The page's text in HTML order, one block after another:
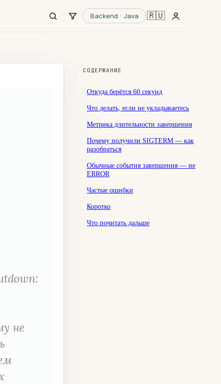
Backend · Java 🇷🇺
не
СОДЕРЖАНИЕ
Откуда берётся 60 секунд
Что делать, если не укладываетесь
Метрика длительности завершения
Почему получили SIGTERM — как
разобраться
Обычные события завершения — не
ERROR
Частые ошибки
Коротко
Что почитать дальше